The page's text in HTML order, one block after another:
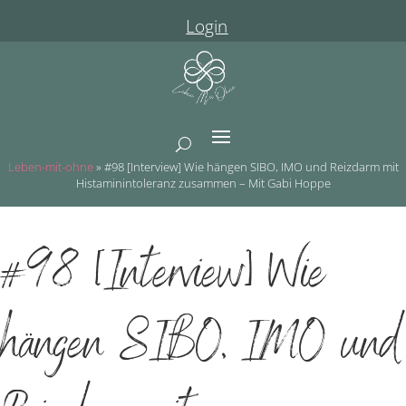
Login
Leben-mit-ohne» #98 [Interview] Wie hängen SIBO, IMO und Reizdarm mit
Histaminintoleranz zusammen – Mit Gabi Hoppe
#98 [Interview] Wie
hängen SIBO, IMO und